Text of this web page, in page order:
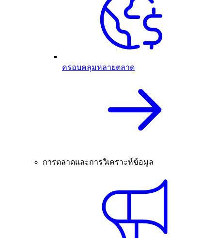
ครอบคลุมหลายตลาด
การตลาดและการวิเคราะห์ข้อมูล